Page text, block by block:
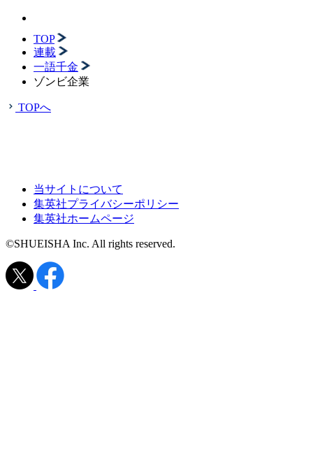
TOP
連載
一語千金
ゾンビ企業
TOPへ
当サイトについて
集英社プライバシーポリシー
集英社ホームページ
©SHUEISHA Inc. All rights reserved.